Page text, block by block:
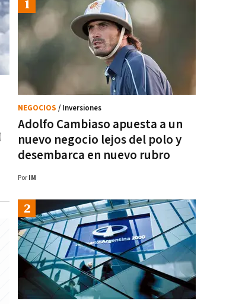
Adolfo Cambiaso apuesta a un
nuevo negocio lejos del polo y
desembarca en nuevo rubro
NEGOCIOS / Inversiones
Por IM